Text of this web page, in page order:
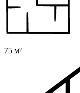
75 м²